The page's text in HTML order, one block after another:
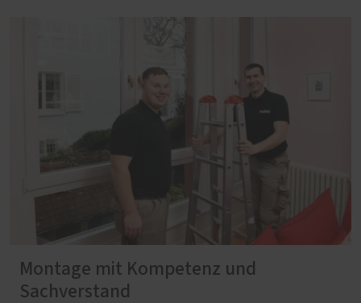
Montage mit Kompetenz und
Sachverstand